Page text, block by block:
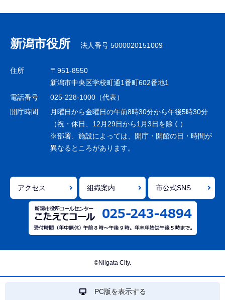
ナ
ビ
ゲ
シ
ョ
で
新潟市役所 法人番号 5000020151009
住所
〒951-8550
新潟市中央区学校町通1番町602番地1
電話番号
025-228-1000（代表）
開庁時間
月曜日から金曜日の午前8時30分から午後5時30分
（祝・休日、12月29日から1月3日を除く）
※部署、施設によっては、開庁・開館の日・時間が
異なるところがあります。
アクセス 組織案内 市公式SNS
©Niigata City.
PC版を表示する